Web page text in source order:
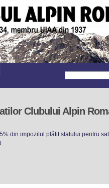
Clubului Alpin
din impozitul plătit statului pentru